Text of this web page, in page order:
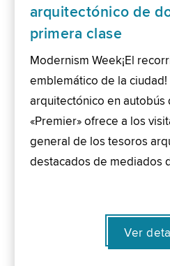
arquitectónico de
primera clase
Modernism Week¡El
emblemático de la
arquitectónico en autobús
«Premier» ofrece a los
general de los tesoros
destacados de mediados
Ver